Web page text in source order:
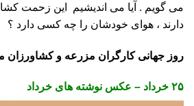
می گویم . آیا می اندیشیم این زحمت
دارند ، هوای خودشان را چه کسی دارد ؟
روز جهانی کارگران مزرعه و کشاورزان
۲۵ خرداد – عکس نوشته های خرداد